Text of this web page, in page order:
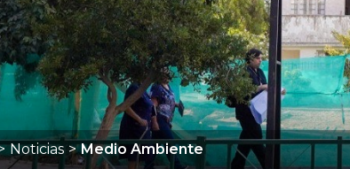
Noticias > Medio Ambiente